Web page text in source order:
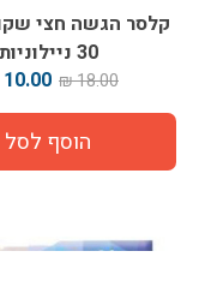
30 ניילוניות
18.00 ₪
10.00 ₪